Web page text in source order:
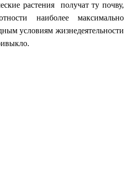
растения получат ту почву,
наиболее максимально
условиям жизнедеятельности